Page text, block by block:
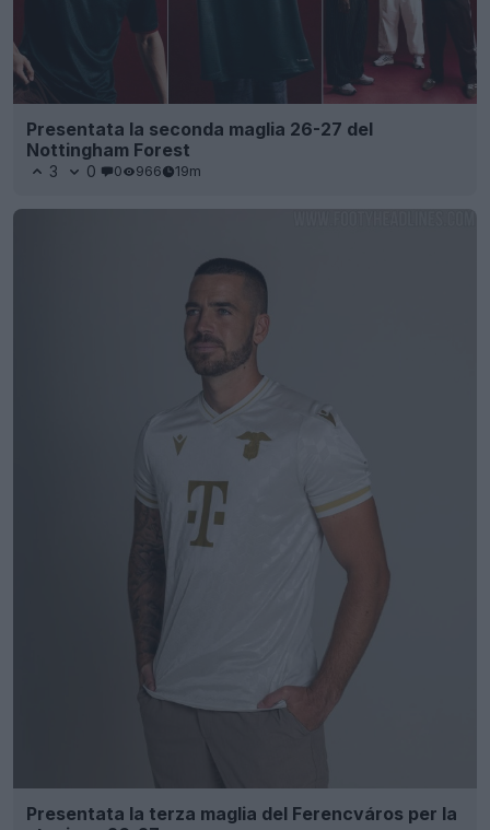
Presentata la seconda maglia 26-27 del
Nottingham Forest
3 0 0 966 19m
Presentata la terza maglia del Ferencváros per la